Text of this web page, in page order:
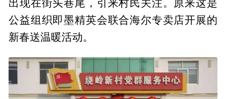
出现在街头巷尾，引来村民关注。原来这是
公益组织即墨精英会联合海尔专卖店开展的
新春送温暖活动。